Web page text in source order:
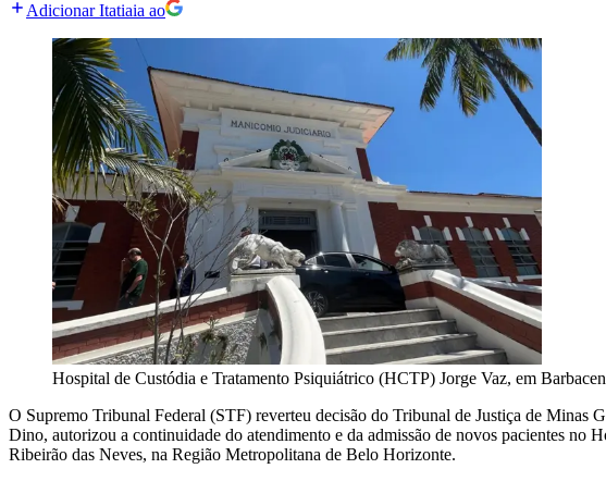
Adicionar Itatiaia ao
Hospital de Custódia e Tratamento Psiquiátrico (HCTP) Jorge Vaz, em
O Supremo Tribunal Federal (STF) reverteu decisão do Tribunal de Justiça de Minas
Dino, autorizou a continuidade do atendimento e da admissão de novos pacientes
Ribeirão das Neves, na Região Metropolitana de Belo Horizonte.